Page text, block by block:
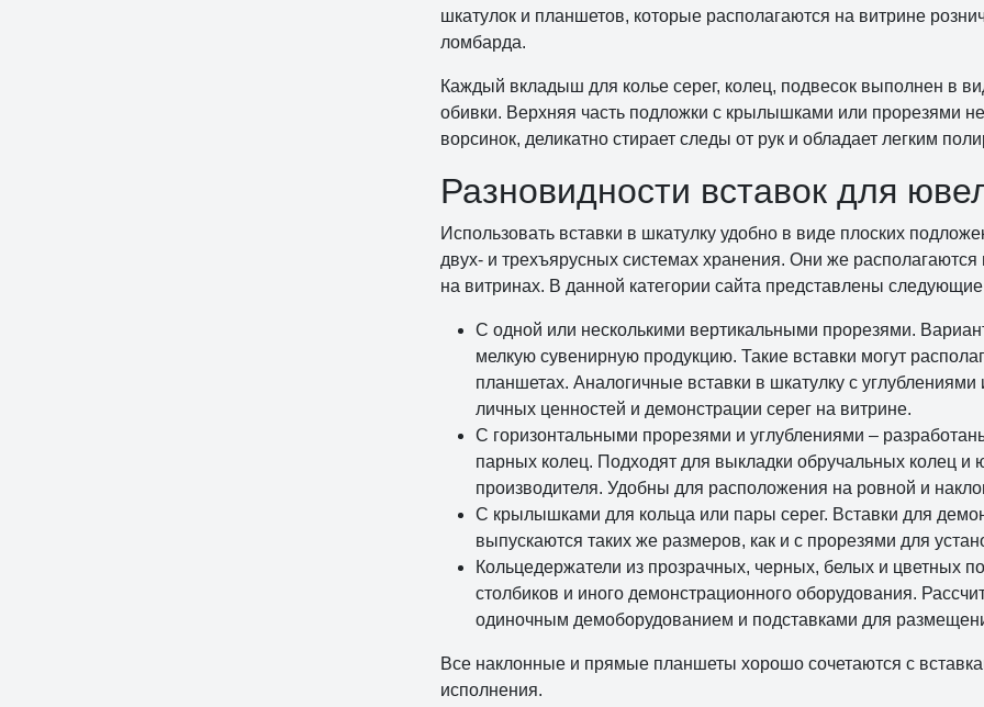
шкатулок и планшетов, которые располагаются на витрине
ломбарда.
Каждый вкладыш для колье серег, колец, подвесок выполнен в
обивки. Верхняя часть подложки с крылышками или прорезями
ворсинок, деликатно стирает следы от рук и обладает легким
Разновидности вставок для
Использовать вставки в шкатулку удобно в виде плоских
двух- и трехъярусных системах хранения. Они же
на витринах. В данной категории сайта представлены
С одной или несколькими вертикальными прорезями.
мелкую сувенирную продукцию. Такие вставки могут
планшетах. Аналогичные вставки в шкатулку с
личных ценностей и демонстрации серег на витрине.
С горизонтальными прорезями и углублениями –
парных колец. Подходят для выкладки обручальных колец и
производителя. Удобны для расположения на ровной и
С крылышками для кольца или пары серег. Вставки для
выпускаются таких же размеров, как и с прорезями для
Кольцедержатели из прозрачных, черных, белых и цветных
столбиков и иного демонстрационного оборудования.
одиночным демоборудованием и подставками для
Все наклонные и прямые планшеты хорошо сочетаются с
исполнения.